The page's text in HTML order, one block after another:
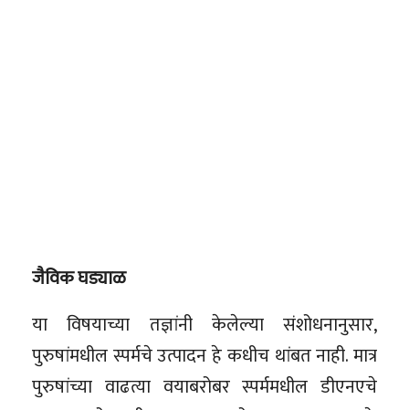
जैविक घड्याळ
या विषयाच्या तज्ञांनी केलेल्या संशोधनानुसार,
पुरुषांमधील स्पर्मचे उत्पादन हे कधीच थांबत नाही. मात्र
पुरुषांच्या वाढत्या वयाबरोबर स्पर्ममधील डीएनएचे